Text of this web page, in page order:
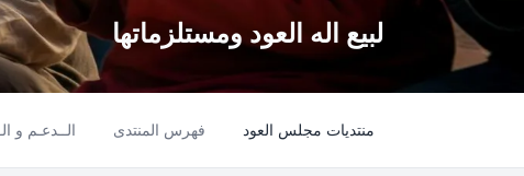
لبيع اله العود ومستلزماتها
منتديات مجلس العود فهرس المنتدى الــدعـم و